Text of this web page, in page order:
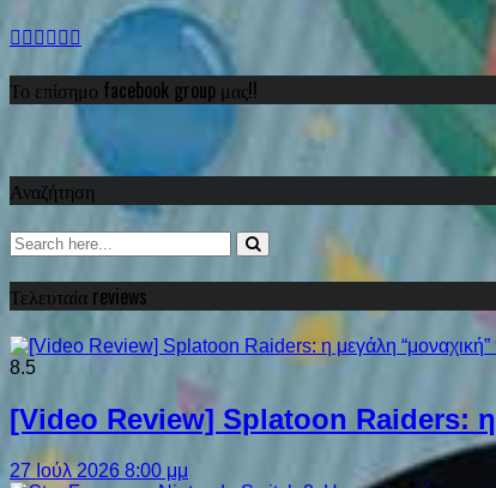
Το επίσημο facebook group μας!!
Αναζήτηση
Τελευταία reviews
8.5
[Video Review] Splatoon Raiders: η
27 Ιούλ 2026 8:00 μμ